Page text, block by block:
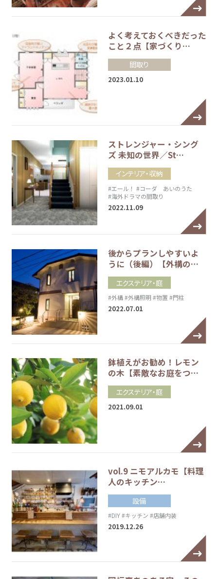
よく考えておくべきだった
こと２点【家づくり…
間取り
2023.01.10
ストレンジャー・シング
ズ 未知の世界／St…
インテリア・収納
#エール！ #コーダ あいのうた
#海外ドラマの間取り
2022.11.09
後からプランしやすいよ
うに（後編）【外構の…
エクステリア・庭
#外構#外構照明 #物置 #門柱
2022.07.01
鉢植えがお勧め！レモン
の木【素敵なお庭をつ…
エクステリア・庭
2021.09.01
vol.9 ニモアルカモ【料理
人のキッチン…
設備
#DIY#キッチン #店舗内装
2019.12.26